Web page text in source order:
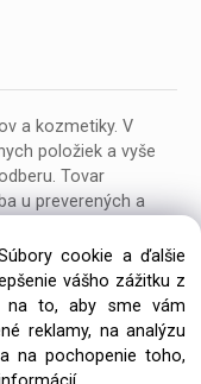
a kozmetiky. V
položiek a vyše
Tovar
u preverených a
rights reserved
cookie a ďalšie
vášho zážitku z
na to, aby sme vám
reklamy, na analýzu
na pochopenie toho,